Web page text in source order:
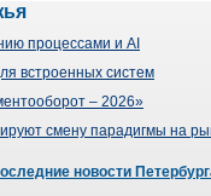
процессами и AI
встроенных систем
– 2026»
смену парадигмы на
новости